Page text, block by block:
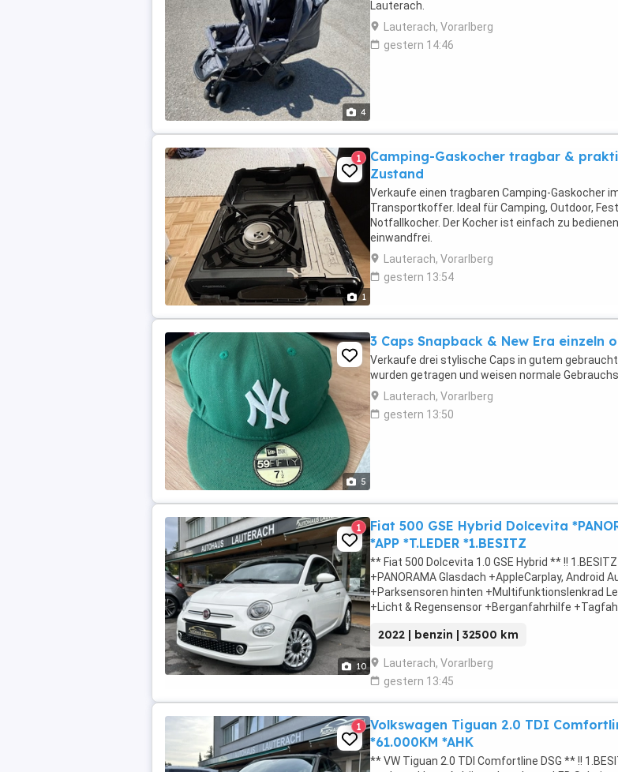
4
Lauterach.
Lauterach, Vorarlberg
gestern 14:46
1
1
Camping-Gaskocher tragbar &
Zustand
Verkaufe einen tragbaren Camping-Gaskocher
Transportkoffer. Ideal für Camping, Outdoor,
Notfallkocher. Der Kocher ist einfach zu
einwandfrei.
Lauterach, Vorarlberg
gestern 13:54
5
3 Caps Snapback & New Era einzeln
Verkaufe drei stylische Caps in gutem
wurden getragen und weisen normale
Lauterach, Vorarlberg
gestern 13:50
10
1
Fiat 500 GSE Hybrid Dolcevita
*APP *T.LEDER *1.BESITZ
** Fiat 500 Dolcevita 1.0 GSE Hybrid ** !!
+PANORAMA Glasdach +AppleCarplay, Android
+Parksensoren hinten +Multifunktionslenkrad
+Licht & Regensensor +Berganfahrhilfe
+Klimaanlage +Freisprecheinrichtung +Bluetooth
2022 | benzin | 32500 km
Lauterach, Vorarlberg
gestern 13:45
1
Volkswagen Tiguan 2.0 TDI
*61.000KM *AHK
** VW Tiguan 2.0 TDI Comfortline DSG ** !!